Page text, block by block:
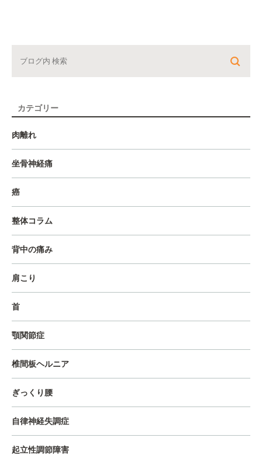
カテゴリー
肉離れ
坐骨神経痛
癌
整体コラム
背中の痛み
肩こり
首
顎関節症
椎間板ヘルニア
ぎっくり腰
自律神経失調症
起立性調節障害